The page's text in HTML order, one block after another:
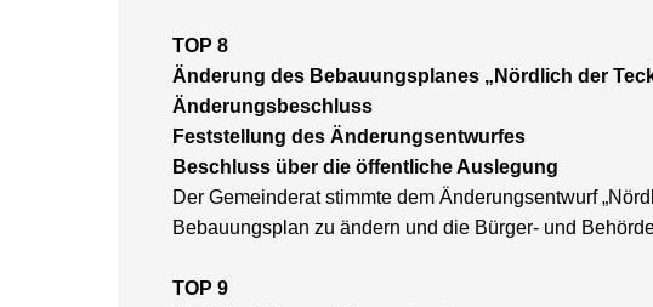
TOP 8
Änderung des Bebauungsplanes „Nördlich der
Änderungsbeschluss
Feststellung des Änderungsentwurfes
Beschluss über die öffentliche Auslegung
Der Gemeinderat stimmte dem Änderungsentwurf
Bebauungsplan zu ändern und die Bürger- und
TOP 9